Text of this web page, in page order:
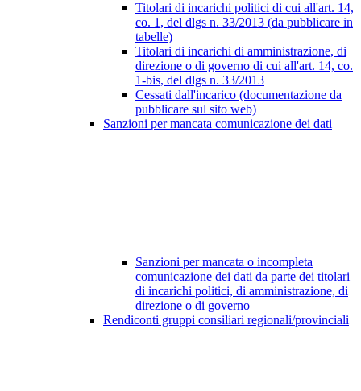
Titolari di incarichi politici di cui all'art. 14,
co. 1, del dlgs n. 33/2013 (da pubblicare in
tabelle)
Titolari di incarichi di amministrazione, di
direzione o di governo di cui all'art. 14, co.
1-bis, del dlgs n. 33/2013
Cessati dall'incarico (documentazione da
pubblicare sul sito web)
Sanzioni per mancata comunicazione dei dati
Sanzioni per mancata o incompleta
comunicazione dei dati da parte dei titolari
di incarichi politici, di amministrazione, di
direzione o di governo
Rendiconti gruppi consiliari regionali/provinciali